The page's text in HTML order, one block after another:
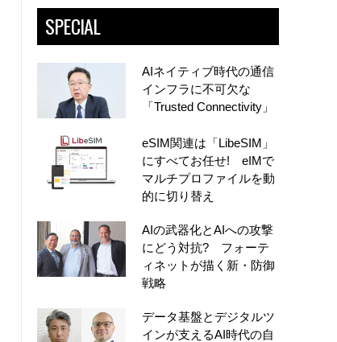
SPECIAL
AIネイティブ時代の通信
インフラに不可欠な
「Trusted Connectivity」
eSIM関連は「LibeSIM」
にすべてお任せ! eIMで
マルチプロファイルを動
的に切り替え
AIの武器化とAIへの攻撃
にどう対抗? フォーテ
ィネットが描く新・防御
戦略
データ基盤とデジタルツ
インが支えるAI時代の自